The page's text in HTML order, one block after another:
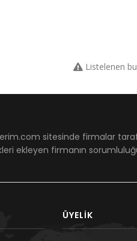
Listelenen
sitesinde firmalar
ekleyen firmanın
ÜYELIK